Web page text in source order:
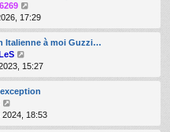
o
i
r
e
d
e
n
17:29
Italienne à moi Guzzi…
o
i
r
e
d
15:27
o
i
18:53